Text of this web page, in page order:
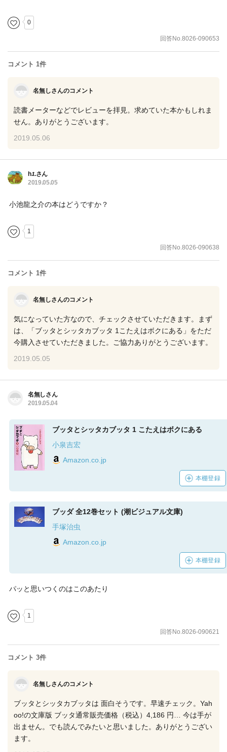
0
回答No.8026-090653
コメント 1件
名無しさんのコメント
読書メーターなどでレビューを拝見。求めていた本かもしれま
せん。ありがとうございます。
2019.05.06
h.t.さん
2019.05.05
小池龍之介の本はどうですか？
1
回答No.8026-090638
コメント 1件
名無しさんのコメント
気になっていた方なので、チェックさせていただきます。まず
は、「ブッタとシッタカブッタ 1こたえはボクにある」をただ
今購入させていただきました。ご協力ありがとうございます。
2019.05.05
名無しさん
2019.05.04
ブッタとシッタカブッタ 1 こたえはボクにある
小泉吉宏
Amazon.co.jp
本棚登録
ブッダ 全12巻セット (潮ビジュアル文庫)
手塚治虫
Amazon.co.jp
本棚登録
パッと思いつくのはこのあたり
1
回答No.8026-090621
コメント 3件
名無しさんのコメント
ブッタとシッタカブッタは 面白そうです。早速チェック。Yah
oo!の文庫版 ブッタ通常販売価格（税込）4,186 円… 今は手が
出ません。でも読んでみたいと思いました。ありがとうござい
ます。